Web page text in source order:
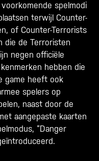
spelmodi
terwijl Counter-
of Counter-Terrorists
die de Terroristen
negen officiële
hebben die
game heeft ook
spelers op
naast door de
aangepaste kaarten
“Danger